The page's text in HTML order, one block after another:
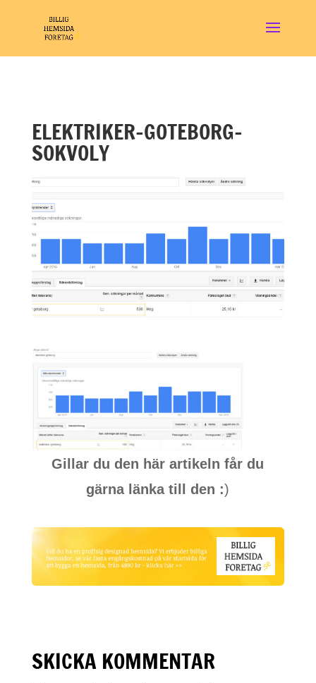
ELEKTRIKER-GOTEBORG-
SOKVOLY
Gillar du den här artikeln får du
gärna länka till den :)
SKICKA KOMMENTAR